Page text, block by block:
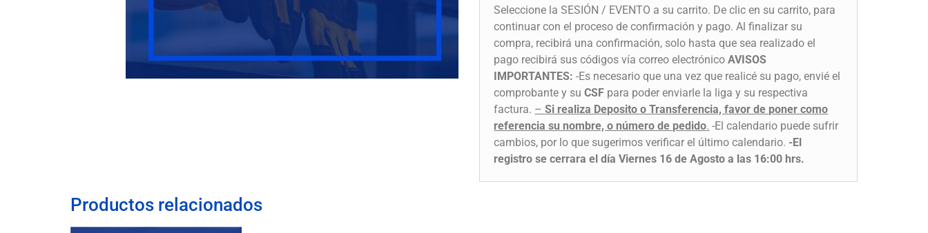
Seleccione la SESIÓN / EVENTO a su carrito. De clic en su carrito, para
continuar con el proceso de confirmación y pago. Al finalizar su
compra, recibirá una confirmación, solo hasta que sea realizado el
pago recibirá sus códigos vía correo electrónicoAVISOS
IMPORTANTES: -Es necesario que una vez que realicé su pago, envié el
comprobante y suCSF para poder enviarle la liga y su respectiva
factura. –Si realiza Deposito o Transferencia, favor de poner como
referencia su nombre, o número de pedido. -El calendario puede sufrir
cambios, por lo que sugerimos verificar el último calendario. -El
registro se cerrara el día Viernes 16 de Agosto a las 16:00 hrs.
Productos relacionados